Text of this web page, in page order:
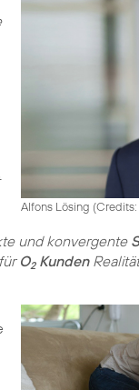
Alfons Lösing (Credits:
und konvergente
O2Kunden